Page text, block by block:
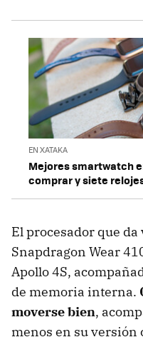
EN XATAKA
Mejores smartwatch
comprar y siete
El procesador que da
Snapdragon Wear
Apollo 4S,
de memoria interna.
moverse bien,
menos en su versión